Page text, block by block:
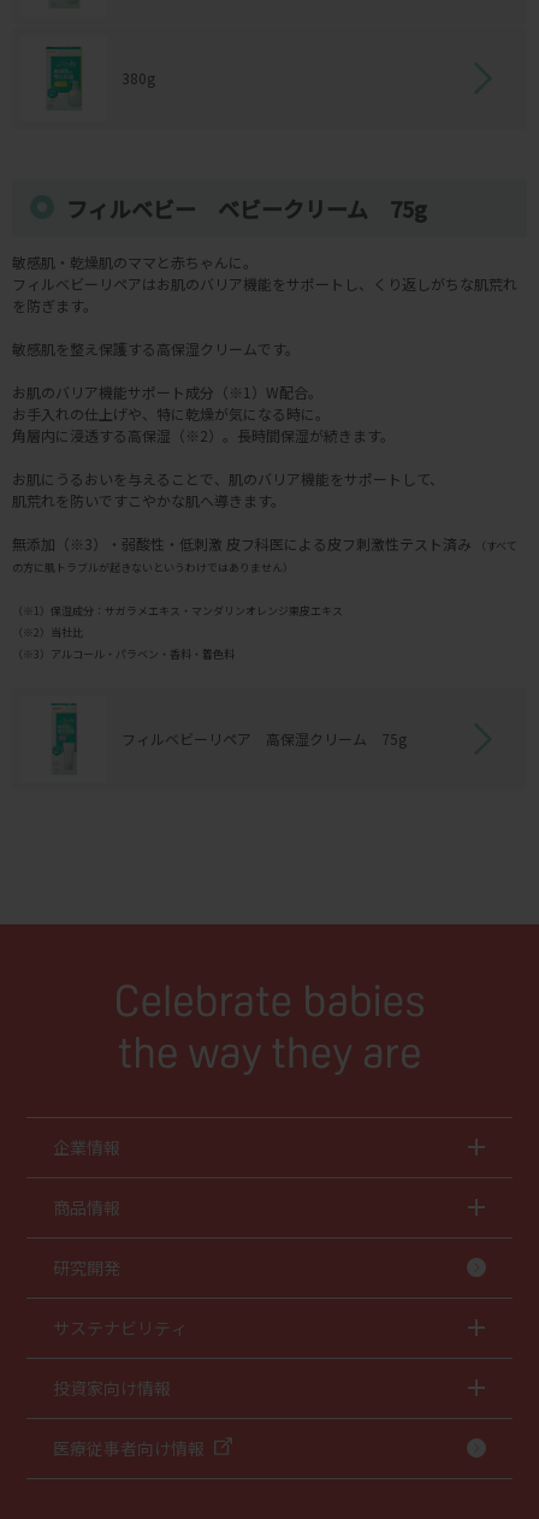
380g
フィルベビー ベビークリーム 75g
敏感肌・乾燥肌のママと赤ちゃんに。
フィルベビーリペアはお肌のバリア機能をサポートし、くり返しがちな肌荒れ
を防ぎます。
敏感肌を整え保護する高保湿クリームです。
お肌のバリア機能サポート成分（※1）W配合。
お手入れの仕上げや、特に乾燥が気になる時に。
角層内に浸透する高保湿（※2）。長時間保湿が続きます。
お肌にうるおいを与えることで、肌のバリア機能をサポートして、
肌荒れを防いですこやかな肌へ導きます。
無添加（※3）・弱酸性・低刺激 皮フ科医による皮フ刺激性テスト済み
（すべて
の方に肌トラブルが起きないというわけではありません）
（※1）保湿成分：サガラメエキス・マンダリンオレンジ果皮エキス
（※2）当社比
（※3）アルコール・パラベン・香料・着色料
フィルベビーリペア 高保湿クリーム 75g
企業情報
商品情報
研究開発
サステナビリティ
投資家向け情報
医療従事者向け情報